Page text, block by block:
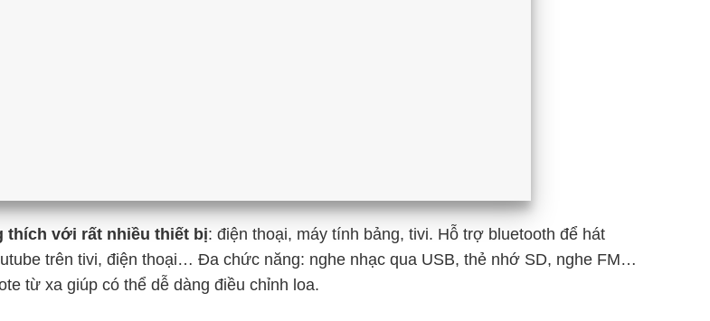
thích với rất nhiều thiết bị: điện thoại, máy tính bảng, tivi. Hỗ trợ bluetooth để hát
trên tivi, điện thoại… Đa chức năng: nghe nhạc qua USB, thẻ nhớ SD, nghe FM…
từ xa giúp có thể dễ dàng điều chỉnh loa.